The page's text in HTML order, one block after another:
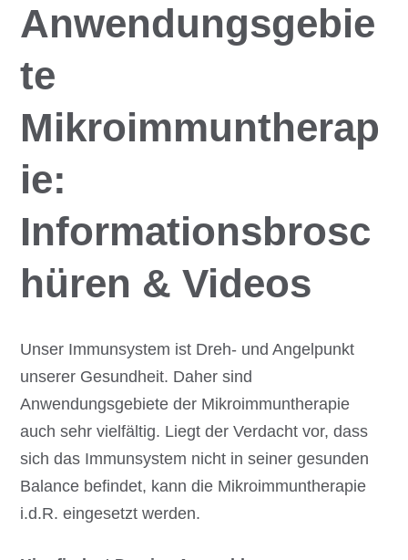
Anwendungsgebie
te
Mikroimmuntherap
ie:
Informationsbrosc
hüren & Videos
Unser Immunsystem ist Dreh- und Angelpunkt
unserer Gesundheit. Daher sind
Anwendungsgebiete der Mikroimmuntherapie
auch sehr vielfältig. Liegt der Verdacht vor, dass
sich das Immunsystem nicht in seiner gesunden
Balance befindet, kann die Mikroimmuntherapie
i.d.R. eingesetzt werden.